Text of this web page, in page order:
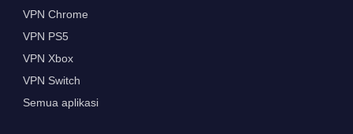
VPN Chrome
VPN PS5
VPN Xbox
VPN Switch
Semua aplikasi